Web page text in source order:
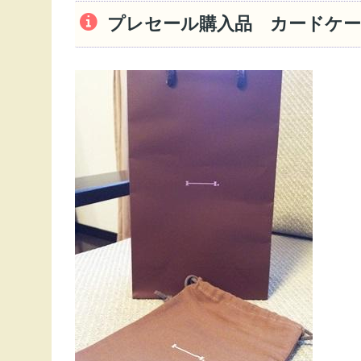
プレセール購入品 カードケー